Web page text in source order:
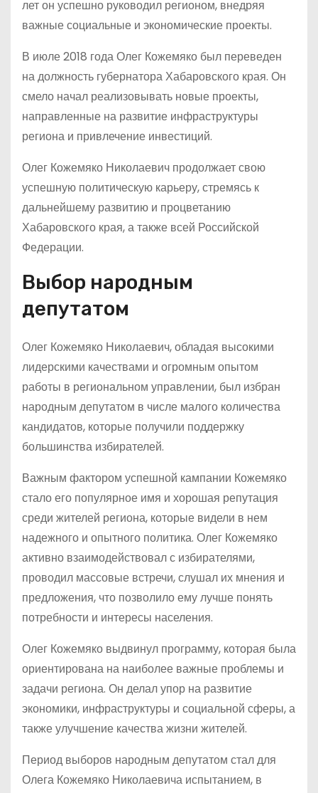
лет он успешно руководил регионом, внедряя
важные социальные и экономические проекты.
В июле 2018 года Олег Кожемяко был переведен
на должность губернатора Хабаровского края. Он
смело начал реализовывать новые проекты,
направленные на развитие инфраструктуры
региона и привлечение инвестиций.
Олег Кожемяко Николаевич продолжает свою
успешную политическую карьеру, стремясь к
дальнейшему развитию и процветанию
Хабаровского края, а также всей Российской
Федерации.
Выбор народным
депутатом
Олег Кожемяко Николаевич, обладая высокими
лидерскими качествами и огромным опытом
работы в региональном управлении, был избран
народным депутатом в числе малого количества
кандидатов, которые получили поддержку
большинства избирателей.
Важным фактором успешной кампании Кожемяко
стало его популярное имя и хорошая репутация
среди жителей региона, которые видели в нем
надежного и опытного политика. Олег Кожемяко
активно взаимодействовал с избирателями,
проводил массовые встречи, слушал их мнения и
предложения, что позволило ему лучше понять
потребности и интересы населения.
Олег Кожемяко выдвинул программу, которая была
ориентирована на наиболее важные проблемы и
задачи региона. Он делал упор на развитие
экономики, инфраструктуры и социальной сферы, а
также улучшение качества жизни жителей.
Период выборов народным депутатом стал для
Олега Кожемяко Николаевича испытанием, в